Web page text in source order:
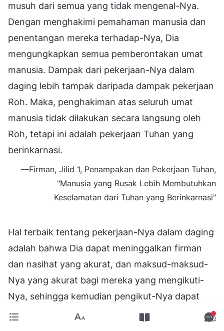
musuh dari semua yang tidak mengenal-Nya.
Dengan menghakimi pemahaman manusia dan
penentangan mereka terhadap-Nya, Dia
mengungkapkan semua pemberontakan umat
manusia. Dampak dari pekerjaan-Nya dalam
daging lebih tampak daripada dampak pekerjaan
Roh. Maka, penghakiman atas seluruh umat
manusia tidak dilakukan secara langsung oleh
Roh, tetapi ini adalah pekerjaan Tuhan yang
berinkarnasi.
—Firman, Jilid 1, Penampakan dan Pekerjaan Tuhan,
"Manusia yang Rusak Lebih Membutuhkan
Keselamatan dari Tuhan yang Berinkarnasi"
Hal terbaik tentang pekerjaan-Nya dalam daging
adalah bahwa Dia dapat meninggalkan firman
dan nasihat yang akurat, dan maksud-maksud-
Nya yang akurat bagi mereka yang mengikuti-
Nya, sehingga kemudian pengikut-Nya dapat
lebih akurat dan lebih konkret lagi meneruskan